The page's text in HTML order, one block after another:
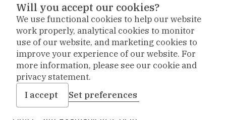
About us
About the museum
The Collection
Address
Museum
Prinsenhof
Delft
op
instagram
Museum
Prinsenhof
Delft
op
facebook
Museum
Prinsenhof
Delft
op
vimeo
Will you accept our cookies?
We use functional cookies to help our website
work properly, analytical cookies to monitor
use of our website, and marketing cookies to
improve your experience of our website. For
more information, please see our cookie and
privacy statement.
I accept
Set preferences